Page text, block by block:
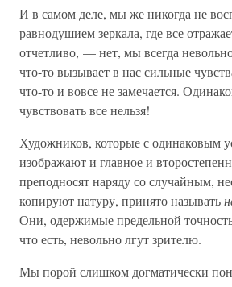
И в самом деле, мы же никогда не
равнодушием зеркала, где все
отчетливо, — нет, мы всегда
что-то вызывает в нас сильные
что-то и вовсе не замечается.
чувствовать все нельзя!
Художников, которые с одинаковым
изображают и главное и
преподносят наряду со случайным,
копируют натуру, принято называть
Они, одержимые предельной
что есть, невольно лгут зрителю.
Мы порой слишком догматически